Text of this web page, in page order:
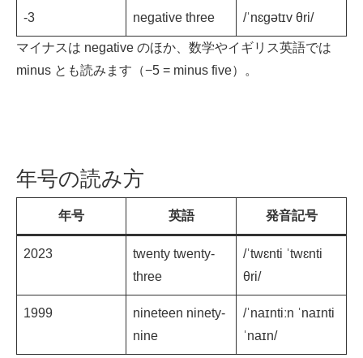
-3 negative three /ˈnɛɡətɪv θri/
マイナスは negative のほか、数学やイギリス英語では
minus とも読みます（−5 = minus five）。
年号の読み方
年号 英語 発音記号
2023
twenty twenty-
three
/ˈtwɛnti ˈtwɛnti
θri/
1999
nineteen ninety-
nine
/ˈnaɪntiːn ˈnaɪnti
ˈnaɪn/